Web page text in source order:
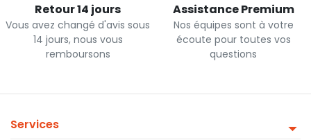
Retour 14 jours
Vous avez changé d'avis sous
14 jours, nous vous
remboursons
Assistance Premium
Nos équipes sont à votre
écoute pour toutes vos
questions
Services